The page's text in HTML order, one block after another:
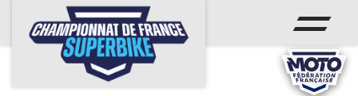
ACCUEIL
CHAMPIONNAT